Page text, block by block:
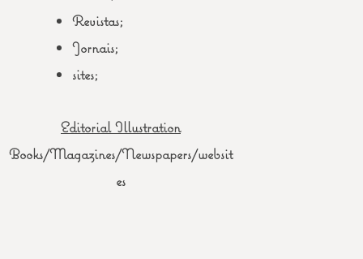
Revistas;
Jornais;
sites;
Editorial Illustration
Books/Magazines/Newspapers/websit
es